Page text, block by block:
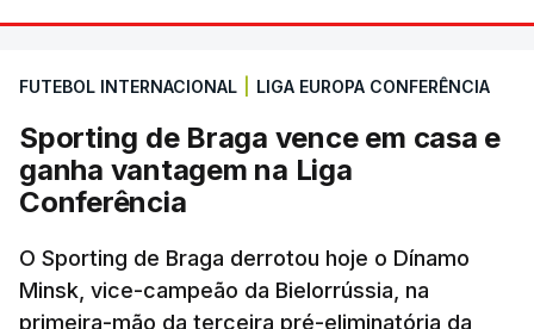
FUTEBOL INTERNACIONAL LIGA EUROPA CONFERÊNCIA
Sporting de Braga vence em casa e
ganha vantagem na Liga
Conferência
O Sporting de Braga derrotou hoje o Dínamo
Minsk, vice-campeão da Bielorrússia, na
primeira-mão da terceira pré-eliminatória da